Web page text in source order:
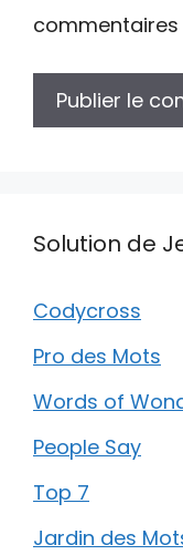
Solution de
Codycross
Pro des Mots
Words of
People Say
Top 7
Jardin des